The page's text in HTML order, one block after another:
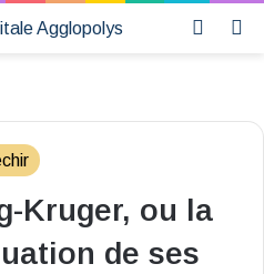
Switch
Kruger, ou la
de ses